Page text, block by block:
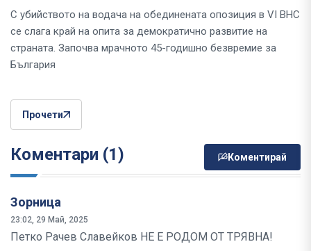
С убийството на водача на обединената опозиция в VI ВНС
се слага край на опита за демократично развитие на
страната. Започва мрачното 45-годишно безвремие за
България
Прочети
Коментари (1) Коментирай
Зорница
23:02, 29 Май, 2025
Петко Рачев Славейков НЕ Е РОДОМ ОТ ТРЯВНА!